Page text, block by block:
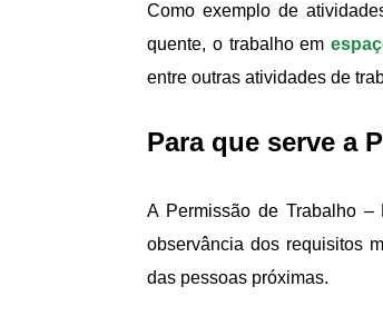
Como exemplo de
quente, o trabalho em
entre outras atividades de
Para que serve a
A Permissão de Trabalho
observância dos requisitos
das pessoas próximas.